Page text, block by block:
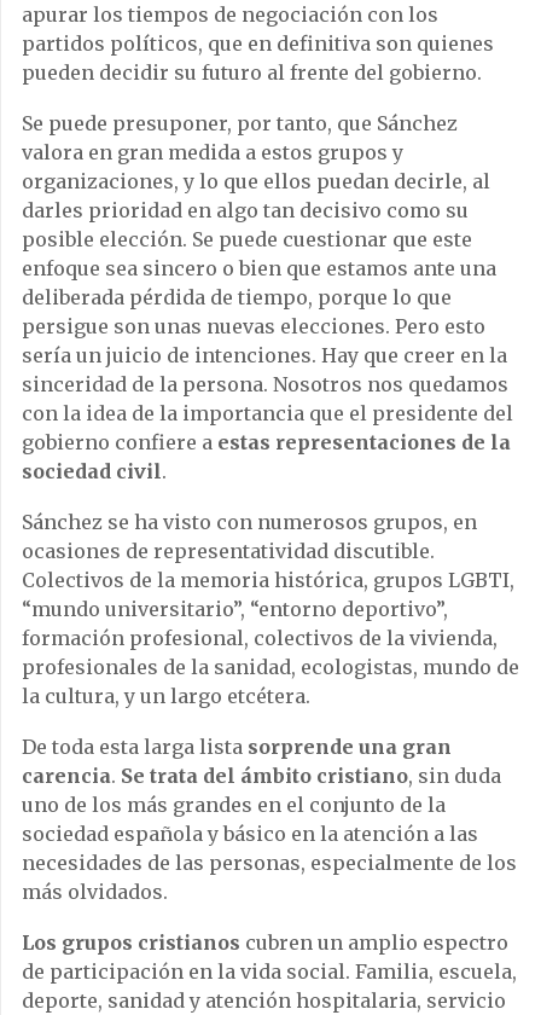
apurar los tiempos de negociación con los
partidos políticos, que en definitiva son quienes
pueden decidir su futuro al frente del gobierno.
Se puede presuponer, por tanto, que Sánchez
valora en gran medida a estos grupos y
organizaciones, y lo que ellos puedan decirle, al
darles prioridad en algo tan decisivo como su
posible elección. Se puede cuestionar que este
enfoque sea sincero o bien que estamos ante una
deliberada pérdida de tiempo, porque lo que
persigue son unas nuevas elecciones. Pero esto
sería un juicio de intenciones. Hay que creer en la
sinceridad de la persona. Nosotros nos quedamos
con la idea de la importancia que el presidente del
gobierno confiere a estas representaciones de la
sociedad civil.
Sánchez se ha visto con numerosos grupos, en
ocasiones de representatividad discutible.
Colectivos de la memoria histórica, grupos LGBTI,
“mundo universitario”, “entorno deportivo”,
formación profesional, colectivos de la vivienda,
profesionales de la sanidad, ecologistas, mundo de
la cultura, y un largo etcétera.
De toda esta larga lista sorprende una gran
carencia. Se trata del ámbito cristiano, sin duda
uno de los más grandes en el conjunto de la
sociedad española y básico en la atención a las
necesidades de las personas, especialmente de los
más olvidados.
Los grupos cristianos cubren un amplio espectro
de participación en la vida social. Familia, escuela,
deporte, sanidad y atención hospitalaria, servicio